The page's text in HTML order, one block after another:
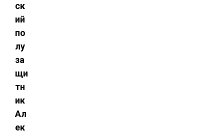
ск
ий
по
лу
за
щи
тн
ик
Ал
ек